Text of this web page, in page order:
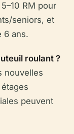
5–10 RM pour
seniors, et
6 ans.
roulant ?
nouvelles
peuvent